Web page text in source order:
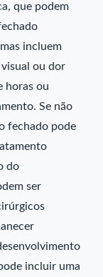
que podem
incluem
ou dor
horas ou
Se não
fechado pode
do
ser
incluir uma